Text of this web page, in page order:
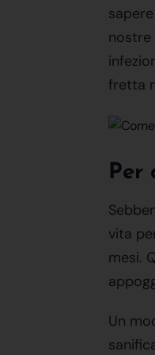
nostre
fretta
Per
vita
mesi.
Un